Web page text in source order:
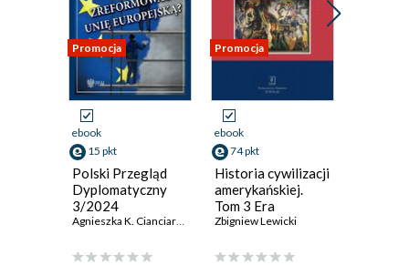
Promocja
ebook
15 pkt
Polski Przegląd
Dyplomatyczny
3/2024
Agnieszka K. Cianciara, Melchior Szczepanik,Jolanta Szymanska
Promocja
ebook
74 pkt
Historia cywilizacji
amerykańskiej.
Tom 3 Era
konsolidacji 1861-
Zbigniew Lewicki